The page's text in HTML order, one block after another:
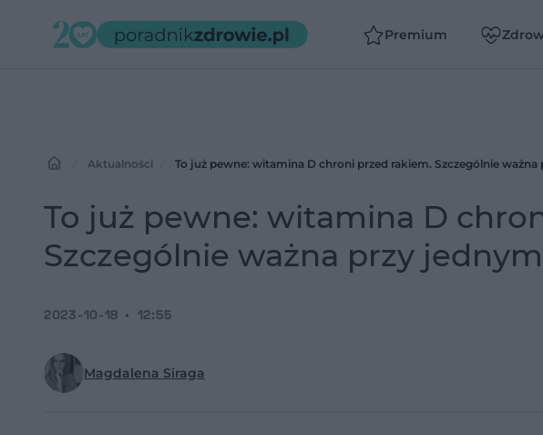
Premium
Aktualności To już pewne: witamina D chroni przed rakiem. Szczególnie
To już pewne: witamina D
Szczególnie ważna przy
Magdalena Siraga
2023-10-18 12:55